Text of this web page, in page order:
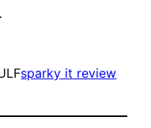
sparky it review